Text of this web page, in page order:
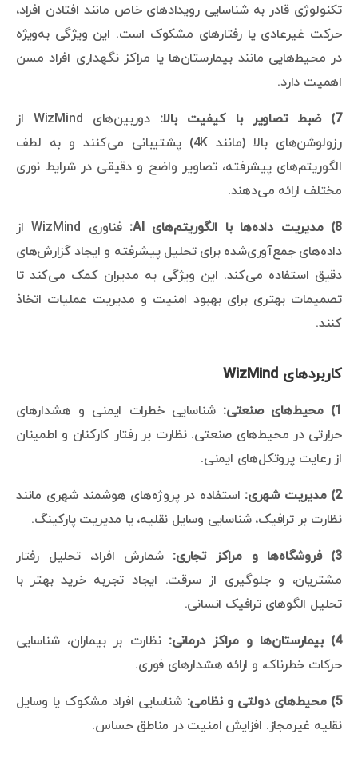
تکنولوژی قادر به شناسایی رویدادهای خاص مانند افتادن افراد،
حرکت غیرعادی یا رفتارهای مشکوک است. این ویژگی به‌ویژه
در محیط‌هایی مانند بیمارستان‌ها یا مراکز نگهداری افراد مسن
اهمیت دارد.
7) ضبط تصاویر با کیفیت بالا:
دوربین‌های WizMind از
رزولوشن‌های بالا (مانند 4K) پشتیبانی می‌کنند و به لطف
الگوریتم‌های پیشرفته، تصاویر واضح و دقیقی در شرایط نوری
مختلف ارائه می‌دهند.
8) مدیریت داده‌ها با الگوریتم‌های AI:
فناوری WizMind از
داده‌های جمع‌آوری‌شده برای تحلیل پیشرفته و ایجاد گزارش‌های
دقیق استفاده می‌کند. این ویژگی به مدیران کمک می‌کند تا
تصمیمات بهتری برای بهبود امنیت و مدیریت عملیات اتخاذ
کنند.
کاربردهای WizMind
1) محیط‌های صنعتی:
شناسایی خطرات ایمنی و هشدارهای
حرارتی در محیط‌های صنعتی. نظارت بر رفتار کارکنان و اطمینان
از رعایت پروتکل‌های ایمنی.
2) مدیریت شهری:
استفاده در پروژه‌های هوشمند شهری مانند
نظارت بر ترافیک، شناسایی وسایل نقلیه، یا مدیریت پارکینگ.
3) فروشگاه‌ها و مراکز تجاری:
شمارش افراد، تحلیل رفتار
مشتریان، و جلوگیری از سرقت. ایجاد تجربه خرید بهتر با
تحلیل الگوهای ترافیک انسانی.
4) بیمارستان‌ها و مراکز درمانی:
نظارت بر بیماران، شناسایی
حرکات خطرناک، و ارائه هشدارهای فوری.
5) محیط‌های دولتی و نظامی:
شناسایی افراد مشکوک یا وسایل
نقلیه غیرمجاز. افزایش امنیت در مناطق حساس.